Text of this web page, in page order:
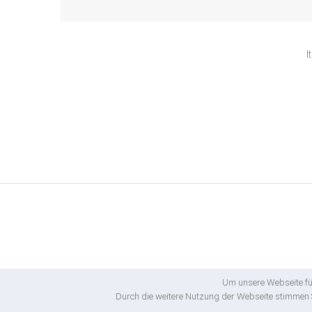
Um unsere Webseite
Durch die weitere Nutzung der Webseite